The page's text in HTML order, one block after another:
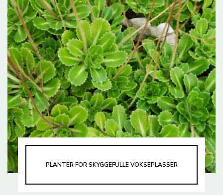
PLANTER FOR SKYGGEFULLE VOKSEPLASSER